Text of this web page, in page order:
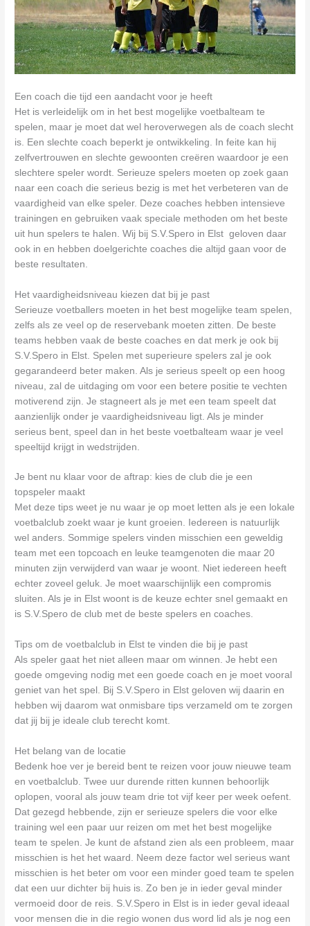
Een coach die tijd een aandacht voor je heeft
Het is verleidelijk om in het best mogelijke voetbalteam te
spelen, maar je moet dat wel heroverwegen als de coach slecht
is. Een slechte coach beperkt je ontwikkeling. In feite kan hij
zelfvertrouwen en slechte gewoonten creëren waardoor je een
slechtere speler wordt. Serieuze spelers moeten op zoek gaan
naar een coach die serieus bezig is met het verbeteren van de
vaardigheid van elke speler. Deze coaches hebben intensieve
trainingen en gebruiken vaak speciale methoden om het beste
uit hun spelers te halen. Wij bij S.V.Spero in Elst geloven daar
ook in en hebben doelgerichte coaches die altijd gaan voor de
beste resultaten.
Het vaardigheidsniveau kiezen dat bij je past
Serieuze voetballers moeten in het best mogelijke team spelen,
zelfs als ze veel op de reservebank moeten zitten. De beste
teams hebben vaak de beste coaches en dat merk je ook bij
S.V.Spero in Elst. Spelen met superieure spelers zal je ook
gegarandeerd beter maken. Als je serieus speelt op een hoog
niveau, zal de uitdaging om voor een betere positie te vechten
motiverend zijn. Je stagneert als je met een team speelt dat
aanzienlijk onder je vaardigheidsniveau ligt. Als je minder
serieus bent, speel dan in het beste voetbalteam waar je veel
speeltijd krijgt in wedstrijden.
Je bent nu klaar voor de aftrap: kies de club die je een
topspeler maakt
Met deze tips weet je nu waar je op moet letten als je een lokale
voetbalclub zoekt waar je kunt groeien. Iedereen is natuurlijk
wel anders. Sommige spelers vinden misschien een geweldig
team met een topcoach en leuke teamgenoten die maar 20
minuten zijn verwijderd van waar je woont. Niet iedereen heeft
echter zoveel geluk. Je moet waarschijnlijk een compromis
sluiten. Als je in Elst woont is de keuze echter snel gemaakt en
is S.V.Spero de club met de beste spelers en coaches.
Tips om de voetbalclub in Elst te vinden die bij je past
Als speler gaat het niet alleen maar om winnen. Je hebt een
goede omgeving nodig met een goede coach en je moet vooral
geniet van het spel. Bij S.V.Spero in Elst geloven wij daarin en
hebben wij daarom wat onmisbare tips verzameld om te zorgen
dat jij bij je ideale club terecht komt.
Het belang van de locatie
Bedenk hoe ver je bereid bent te reizen voor jouw nieuwe team
en voetbalclub. Twee uur durende ritten kunnen behoorlijk
oplopen, vooral als jouw team drie tot vijf keer per week oefent.
Dat gezegd hebbende, zijn er serieuze spelers die voor elke
training wel een paar uur reizen om met het best mogelijke
team te spelen. Je kunt de afstand zien als een probleem, maar
misschien is het het waard. Neem deze factor wel serieus want
misschien is het beter om voor een minder goed team te spelen
dat een uur dichter bij huis is. Zo ben je in ieder geval minder
vermoeid door de reis. S.V.Spero in Elst is in ieder geval ideaal
voor mensen die in die regio wonen dus word lid als je nog een